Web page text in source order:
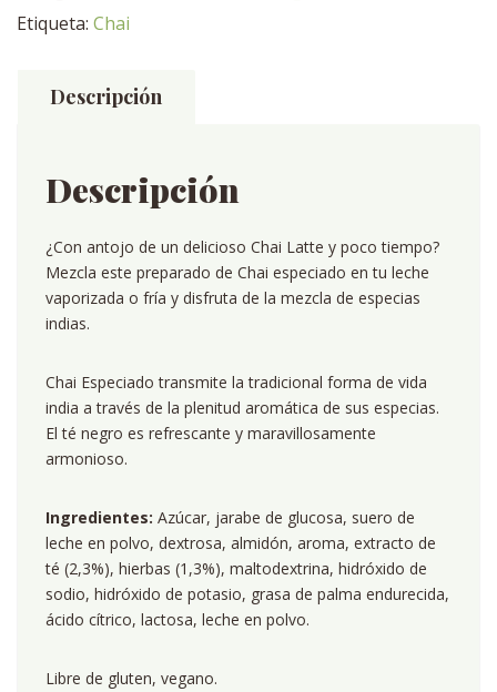
Etiqueta: Chai
Descripción
Descripción
¿Con antojo de un delicioso Chai Latte y poco tiempo?
Mezcla este preparado de Chai especiado en tu leche
vaporizada o fría y disfruta de la mezcla de especias
indias.
Chai Especiado transmite la tradicional forma de vida
india a través de la plenitud aromática de sus especias.
El té negro es refrescante y maravillosamente
armonioso.
Ingredientes: Azúcar, jarabe de glucosa, suero de
leche en polvo, dextrosa, almidón, aroma, extracto de
té (2,3%), hierbas (1,3%), maltodextrina, hidróxido de
sodio, hidróxido de potasio, grasa de palma endurecida,
ácido cítrico, lactosa, leche en polvo.
Libre de gluten, vegano.